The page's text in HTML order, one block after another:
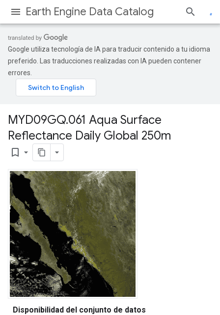
Earth Engine Data Catalog
Google utiliza tecnología de IA para traducir contenido a tu idioma
preferido. Las traducciones realizadas con IA pueden contener
errores.
MYD09GQ.061 Aqua Surface
Reflectance Daily Global 250m
bookmark_border
Disponibilidad del conjunto de datos